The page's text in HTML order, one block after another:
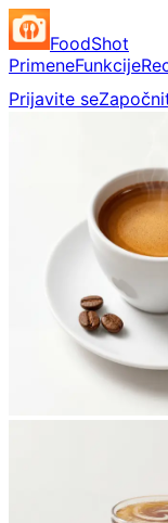
FoodShot
PrimeneFunkcije
Prijavite se